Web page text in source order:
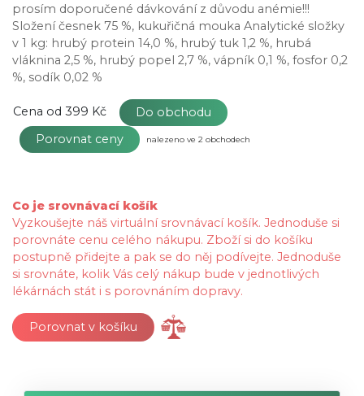
prosím doporučené dávkování z důvodu anémie!!!
Složení česnek 75 %, kukuřičná mouka Analytické složky
v 1 kg: hrubý protein 14,0 %, hrubý tuk 1,2 %, hrubá
vláknina 2,5 %, hrubý popel 2,7 %, vápník 0,1 %, fosfor 0,2
%, sodík 0,02 %
Cena od 399 Kč
Do obchodu
Porovnat ceny
nalezeno ve 2 obchodech
Co je srovnávací košík
Vyzkoušejte náš virtuální srovnávací košík. Jednoduše si
porovnáte cenu celého nákupu. Zboží si do košíku
postupně přidejte a pak se do něj podívejte. Jednoduše
si srovnáte, kolik Vás celý nákup bude v jednotlivých
lékárnách stát i s porovnáním dopravy.
Porovnat v košíku